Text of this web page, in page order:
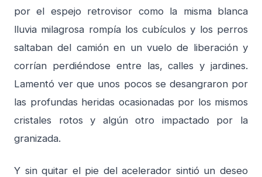
por el espejo retrovisor como la misma blanca
lluvia milagrosa rompía los cubículos y los perros
saltaban del camión en un vuelo de liberación y
corrían perdiéndose entre las, calles y jardines.
Lamentó ver que unos pocos se desangraron por
las profundas heridas ocasionadas por los mismos
cristales rotos y algún otro impactado por la
granizada.
Y sin quitar el pie del acelerador sintió un deseo